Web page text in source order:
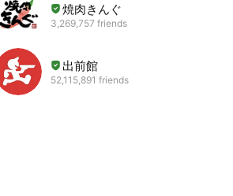
焼肉きんぐ
3,269,757 friends
出前館
52,115,891 friends